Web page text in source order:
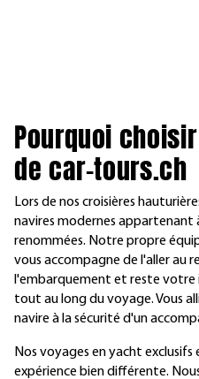
Pourquoi
de car-tours.ch
Lors de nos croisières
navires modernes appartenant
renommées. Notre propre
vous accompagne de l'aller au
l'embarquement et reste votre
tout au long du voyage. Vous
navire à la sécurité d'un
Nos voyages en yacht
expérience bien différente.